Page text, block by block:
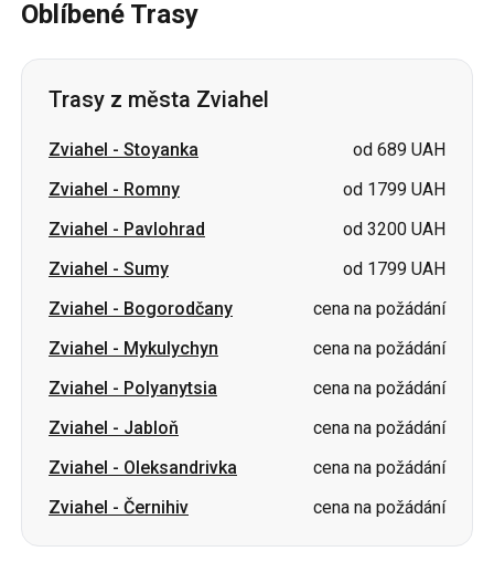
Stoyanka
Zviahel - Pavlohrad
Zviahel-Sumy
od 1799 UAH
Zviahel-Bogorodčany
cena na požádání
Zviahel-Mykulychyn
cena na požádání
Zviahel-Polyanytsia
cena na požádání
Zviahel-Jabloň
cena na požádání
Zviahel-Oleksandrivka
cena na požádání
Zviahel-Černihiv cena na požádání
Trasy do města Zviahel
Sumy-Zviahel
od 1799 UAH